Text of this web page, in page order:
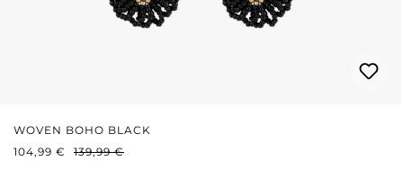
WOVEN BOHO BLACK
PRIX DE VENTE :
104,99 € PRIX RÉGULIER :
139,99 €